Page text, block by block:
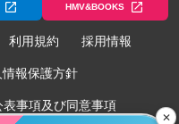
HMV&BOOKS
利用規約 採用情報
報保護方針
事項及び同意事項
✕